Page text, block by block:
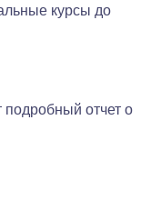
курсы до
отчет о